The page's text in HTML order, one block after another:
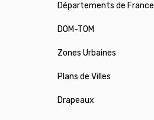
Départements de France
DOM-TOM
Zones Urbaines
Plans de Villes
Drapeaux